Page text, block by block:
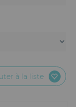
à la liste